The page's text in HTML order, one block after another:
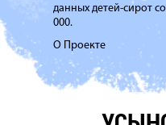
данных детей-сирот
000.
О Проекте